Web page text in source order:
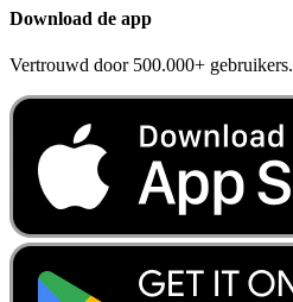
Download de app
Vertrouwd door 500.000+ gebruikers.